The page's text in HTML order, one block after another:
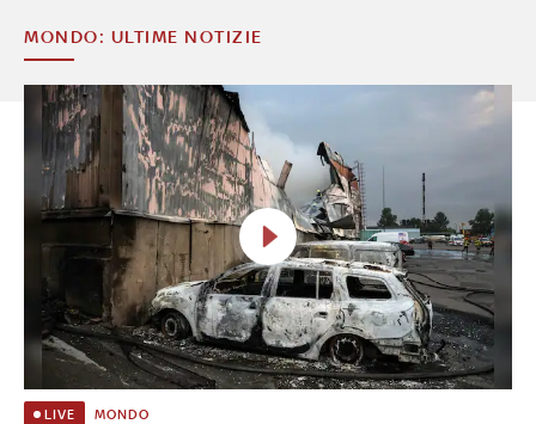
MONDO: ULTIME NOTIZIE
LIVE MONDO